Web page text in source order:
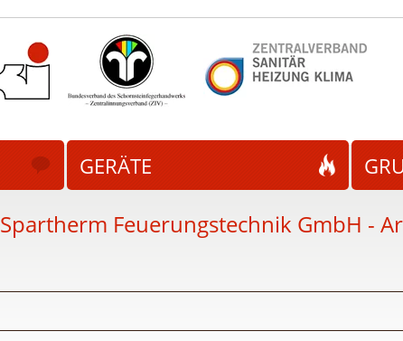
GERÄTE
Spartherm Feuerungstechnik GmbH -